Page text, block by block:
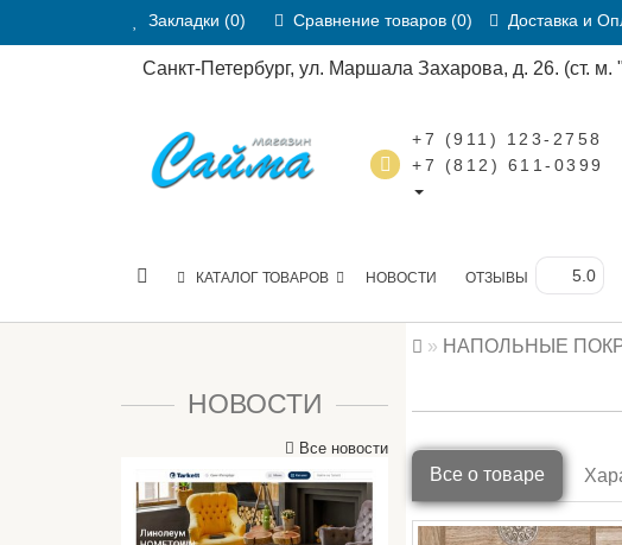
Закладки (0) Сравнение товаров (0) Доставка и
Санкт-Петербург, ул. Маршала Захарова, д. 26. (ст.
+7 (911) 123-2758
+7 (812) 611-0399
КАТАЛОГ ТОВАРОВ НОВОСТИ ОТЗЫВЫ
НОВОСТИ
Все новости
НАПОЛЬНЫЕ
Все о товаре